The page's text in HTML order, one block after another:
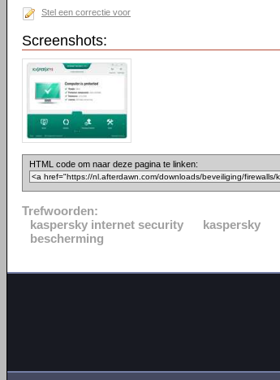
Stel een correctie voor
Screenshots:
HTML code om naar deze pagina te linken:
Trefwoorden:
kaspersky internet security
kaspersky
bescherming